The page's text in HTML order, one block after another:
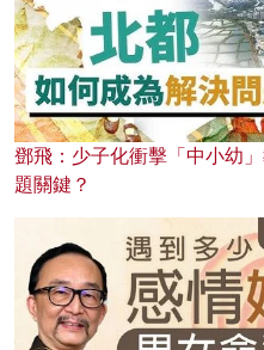
鄧飛：少子化衝擊「中小幼
題關鍵？